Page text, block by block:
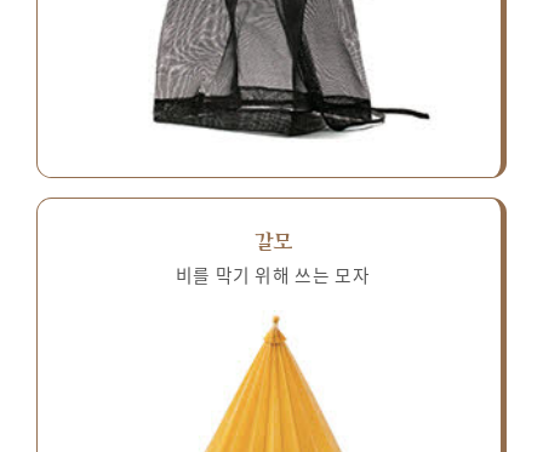
갈모
비를 막기 위해 쓰는 모자